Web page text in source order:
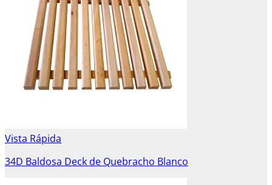
Vista Rápida
34D Baldosa Deck de Quebracho Blanco